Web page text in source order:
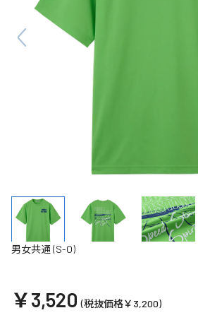
男女共通 (S-O)
￥3,520 (税抜価格￥3,200)